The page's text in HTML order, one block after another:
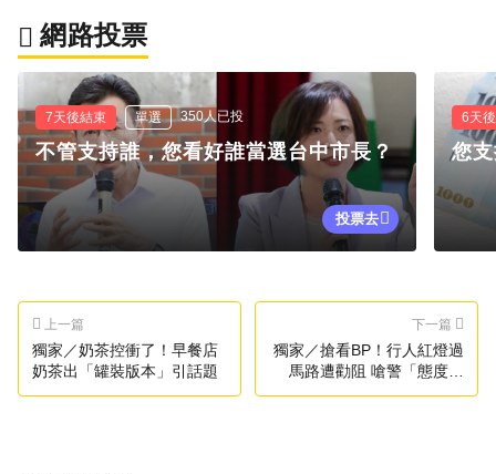
網路投票
7天後結束 單選 350人已投
不管支持誰，您看好誰當選台中市長？
投票去
6天
您
上一篇
獨家／奶茶控衝了！早餐店
奶茶出「罐裝版本」引話題
下一篇
獨家／搶看BP！行人紅燈過
馬路遭勸阻 嗆警「態度好
點」